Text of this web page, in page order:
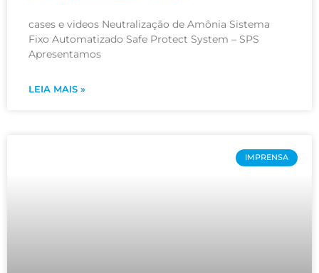
cases e videos Neutralização de Amônia Sistema
Fixo Automatizado Safe Protect System – SPS
Apresentamos
LEIA MAIS »
IMPRENSA